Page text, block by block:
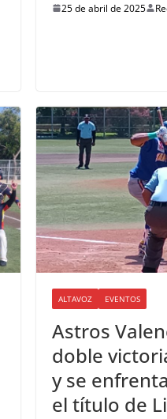
25 de abril de 2025
ALTAVOZ EVENTOS
Astros
doble
y se
el título de